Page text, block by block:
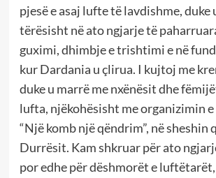
pjesë e asaj lufte të lavdishme, duke
tërësisht në ato ngjarje të
guximi, dhimbje e trishtimi e në
kur Dardania u çlirua. I kujtoj me
duke u marrë me nxënësit dhe
lufta, njëkohësisht me organizimin
“Një komb një qëndrim”, në sheshin
Durrësit. Kam shkruar për ato
por edhe për dëshmorët e